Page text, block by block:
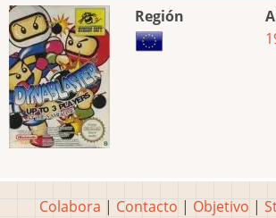
Región
Colabora | Contacto | Objetivo |